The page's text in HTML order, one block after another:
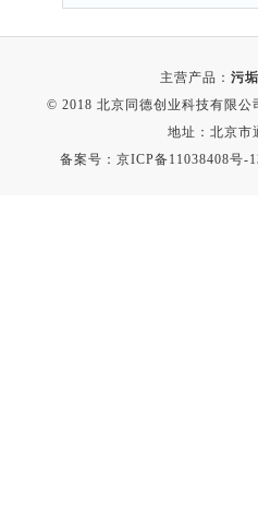
主营产品： 污
© 2018 北京同德创业科技有限
地址：北京市
备案号： 京ICP备11038408号-